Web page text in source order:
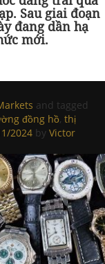
Sau giai đoạn
đang dần hạ
mới.
and tagged
đồng hồ, thị
2024 by Victor